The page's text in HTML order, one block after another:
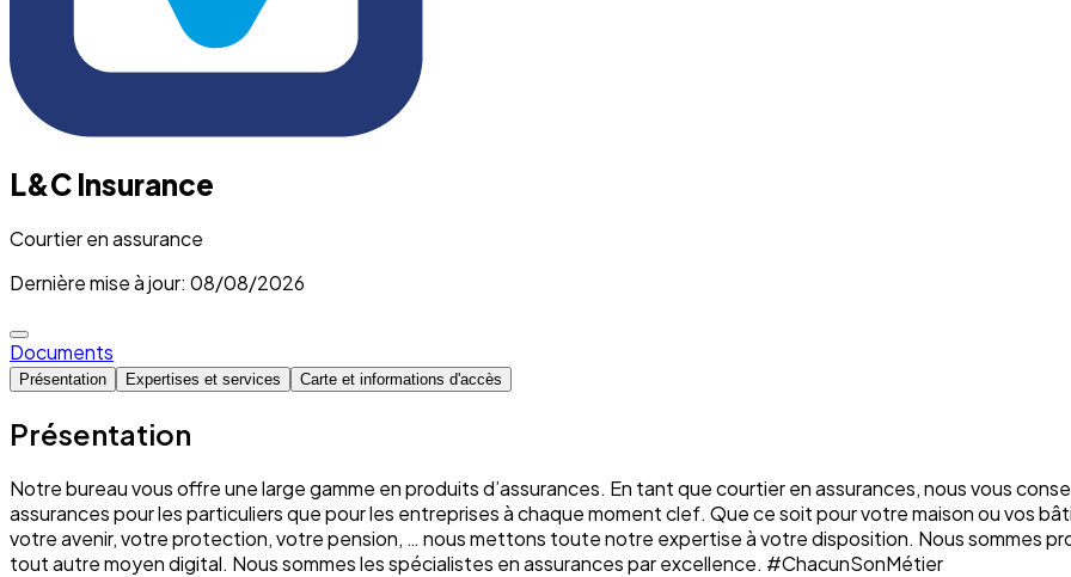
L&C Insurance
Courtier en assurance
Dernière mise à jour: 08/08/2026
Documents
Présentation Expertises et services Carte et informations d'accès
Présentation
Notre bureau vous offre une large gamme en produits d’assurances. En tant que courtier en assurances, nous vous
assurances pour les particuliers que pour les entreprises à chaque moment clef. Que ce soit pour votre maison ou vos
votre avenir, votre protection, votre pension, … nous mettons toute notre expertise à votre disposition. Nous sommes
tout autre moyen digital. Nous sommes les spécialistes en assurances par excellence. #ChacunSonMétier